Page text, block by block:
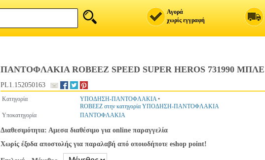
Αγορά
χωρίς εγγραφή
ΠΑΝΤΟΦΛΑΚΙΑ ROBEEZ SPEED SUPER HEROS 731990 ΜΠΛΕ
PL1.152050163
Κατηγορία ΥΠΟΔΗΣΗ-ΠΑΝΤΟΦΛΑΚΙΑ•
ROBEEZ στην κατηγορία ΥΠΟΔΗΣΗ-ΠΑΝΤΟΦΛΑΚΙΑ
Υποκατηγορία
ΠΑΝΤΟΦΛΑΚΙΑ
Διαθεσιμότητα: Αμεσα διαθέσιμο για online παραγγελία
Χωρίς έξοδα αποστολής για παραλαβή από οποιοδήποτε eshop point!